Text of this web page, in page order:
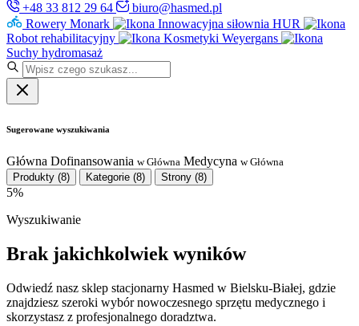
+48 33 812 29 64
biuro@hasmed.pl
Rowery Monark
Innowacyjna siłownia HUR
Robot rehabilitacyjny
Kosmetyki Weyergans
Suchy hydromasaż
Sugerowane wyszukiwania
Główna Dofinansowania w Główna Medycyna w Główna
Produkty (8) Kategorie (8) Strony (8)
5%
Wyszukiwanie
Brak jakichkolwiek wyników
Odwiedź nasz sklep stacjonarny Hasmed w Bielsku-Białej, gdzie
znajdziesz szeroki wybór nowoczesnego sprzętu medycznego i
skorzystasz z profesjonalnego doradztwa.